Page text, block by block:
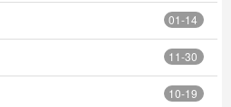
01-14
11-30
10-19